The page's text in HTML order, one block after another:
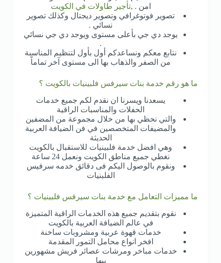
امن . ,تأجير طاولات في الكويت
تصوير فوتوغرافي وتصوير ديجتال وكذلك تصوير
نسائي .
يوجد دي جي بأعلى مستوى ويوجد دي جي نسائي
.
نتابع معكم ونساعدكم أول بأول لتنظيم المناسبة
من الصفر والذهاب بها الى مستوى آخر تماماً
ما هو رقم خدمة بنات سيرفس فلبينيات بالكويت ؟
يسعدنا ويسرنا ان نقدم لكم جميع خدمات
الحفلات والمناسبات الراقية
والتي نحظي بها من خلال مجموعة من المضفين
والمضيفات المتخصصين في فن الضيافة العربية
الحديثة
وهي افضل خدمة فلبينيات للاستقبال بالكويت
نغطي جميع مناطق الكويت ونعمل 24 ساعة
ونقوم بالوصول اليكم فى دقائق خدمه سرفيس
الفلبنيات
ما مميزات التعامل مع خدمة بنات سيرفس فلبينيات ؟
نقوم بتقديم جميع هذه الخدمات الراقية المتميزة
في عالم الضيافة العربية بالكويت
خدمات قهوة عربية ومشروبات ساخنة
افخر انواع محامل التمور المقدمة
خدمات مباخر ومرشات عصائر فريش مشهورين
بيها